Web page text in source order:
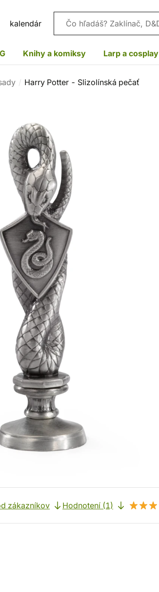
kalendár Vyhľadávanie
Knihy a komiksy Larp a cosplay
Harry Potter - Slizolínská pečať
zákazníkov Hodnotení (1)